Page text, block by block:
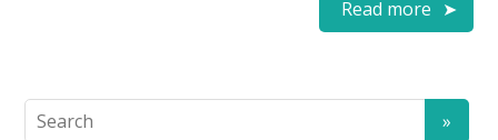
Read more